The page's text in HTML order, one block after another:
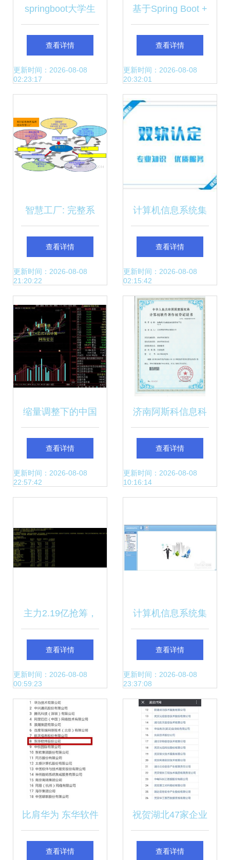
springboot大学生
综合素质测评系统
计算机毕设 附源码
查看详情
更新时间：2026-08-08
02:23:17
基于Spring Boot +
Vue前后端分离的
学生档案管理系统
设计与实现
查看详情
更新时间：2026-08-08
20:32:01
智慧工厂: 完整系
统解决方案_科技_
网
查看详情
更新时间：2026-08-08
21:20:22
计算机信息系统集
成服务 构建企业数
字化转型的基石
查看详情
更新时间：2026-08-08
02:15:42
缩量调整下的中国
股市 计算机信息系
统集成服务板块悄
查看详情
更新时间：2026-08-08
22:57:42
济南阿斯科信息科
技 打造综合性信息
系统集成服务体系
查看详情
更新时间：2026-08-08
10:16:14
主力2.19亿抢筹，
远超煌上煌 计算机
集成服务成新风
口？
查看详情
更新时间：2026-08-08
00:59:23
计算机信息系统集
成资质年审流程及
实操指南
查看详情
更新时间：2026-08-08
23:37:08
比肩华为 东华软件
位居中国软件和信
查看详情
祝贺湖北47家企业
获评系统集成资质
查看详情